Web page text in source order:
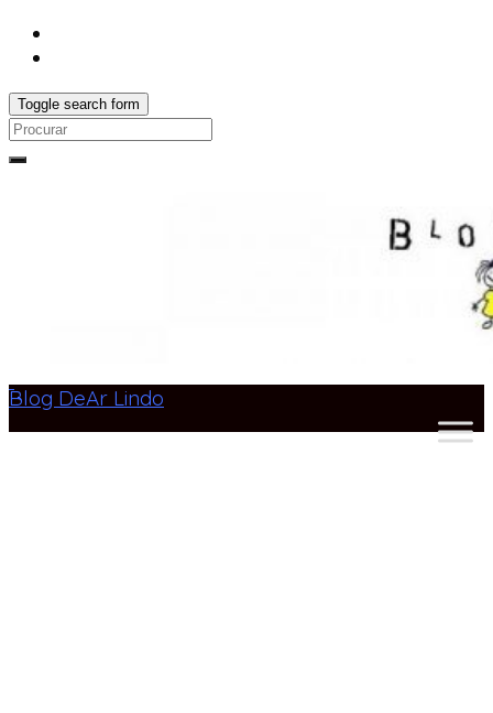
Toggle search form
Search
Blog DeAr Lindo